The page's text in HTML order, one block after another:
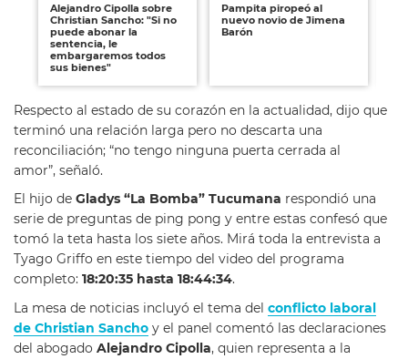
Alejandro Cipolla sobre
Christian Sancho: "Si no
puede abonar la
sentencia, le
embargaremos todos
sus bienes"
Pampita piropeó al
nuevo novio de Jimena
Barón
Respecto al estado de su corazón en la actualidad, dijo que
terminó una relación larga pero no descarta una
reconciliación; “no tengo ninguna puerta cerrada al
amor”, señaló.
El hijo de Gladys “La Bomba” Tucumana respondió una
serie de preguntas de ping pong y entre estas confesó que
tomó la teta hasta los siete años. Mirá toda la entrevista a
Tyago Griffo en este tiempo del video del programa
completo: 18:20:35 hasta 18:44:34.
La mesa de noticias incluyó el tema del conflicto laboral
de Christian Sancho y el panel comentó las declaraciones
del abogado Alejandro Cipolla, quien representa a la